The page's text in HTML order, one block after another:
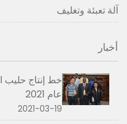
آلة تعبئة وتغليف
أخبار
خط إنتاج حليب
عام 2021
2021-03-19